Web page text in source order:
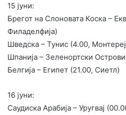
15 јуни:
Брегот на Слоновата Коска –
Филаделфија)
Шведска – Тунис (4.00,
Шпанија – Зеленортски
Белгија – Египет (21.00, Сиетл)
16 јуни:
Саудиска Арабија – Уругвај